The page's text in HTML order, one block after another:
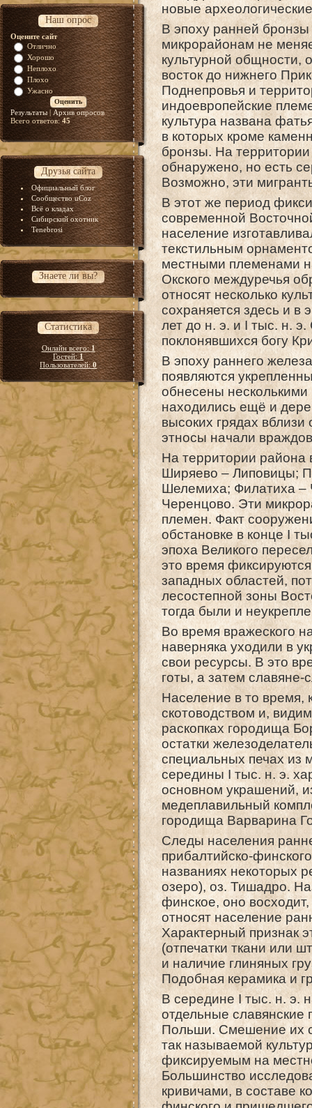
Наш опрос
Оцените сайт
Отлично
Хорошо
Неплохо
Плохо
Ужасно
Результаты| Архив опросов
Всего ответов:45
Друзья сайта
Официальный блог
Сообщество uCoz
Всё о кладах
Сибирский охотник
Tenebrosi
Знаете ли вы?
Статистика
Онлайн всего:1
Гостей:1
Пользователей:0
новые
В эпоху ранней
микрорайонам не
культурной общности,
восток до нижнего
Поднепровья и
индоевропейские
культура названа
в которых кроме
бронзы. На
обнаружено, но есть
Возможно, эти
В этот же период
современной
население
текстильным
местными племенами
Окского междуречья
относят несколько
сохраняется здесь и в
лет до н. э. и I тыс. н.
поклонявшихся богу
В эпоху раннего
появляются
обнесены
находились ещё и
высоких грядах
этносы начали
На территории района
Ширяево – Липовицы;
Шелемиха; Филатиха –
Черенцово. Эти
племен. Факт
обстановке в конце I
эпоха Великого
это время
западных областей,
лесостепной зоны
тогда были и
Во время вражеского
наверняка уходили в
свои ресурсы. В это
готы, а затем
Население в то время,
скотоводством и,
раскопках городища
остатки
специальных печах из
середины I тыс. н. э.
основном украшений,
медеплавильный
городища Варварина
Следы населения
прибалтийско-
названиях некоторых
озеро), оз. Тишадро.
финское, оно
относят население
Характерный признак
(отпечатки ткани или
и наличие глиняных
Подобная керамика и
В середине I тыс. н. э.
отдельные
Польши. Смешение их
так называемой
фиксируемым на
Большинство
кривичами, в составе